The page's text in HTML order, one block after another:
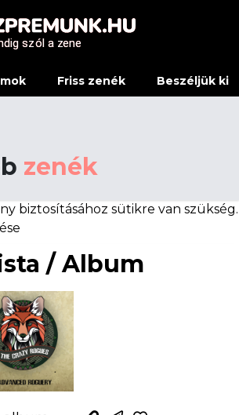
szól a zene
szól a zene
Friss zenék Beszéljük ki
zenék
biztosításához sütikre van szükség.
/ Album